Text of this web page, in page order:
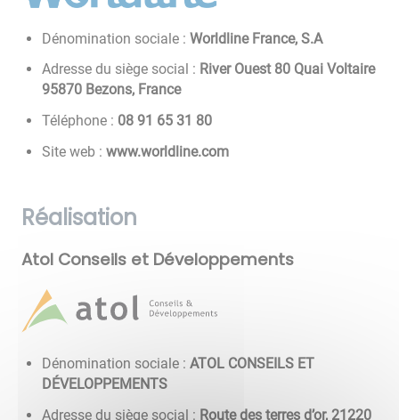
Dénomination sociale :Worldline France, S.A
Adresse du siège social : River Ouest 80 Quai Voltaire
95870 Bezons, France
Téléphone : 08 13 56 19 80
Site web : www.worldline.com
Réalisation
Atol Conseils et Développements
Dénomination sociale :ATOL CONSEILS ET
DÉVELOPPEMENTS
Adresse du siège social : Route des terres d’or, 21220